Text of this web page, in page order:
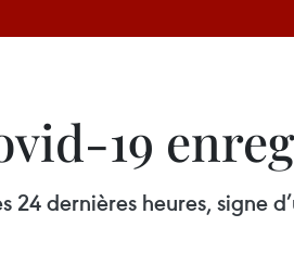
19
24 dernières heures, signe